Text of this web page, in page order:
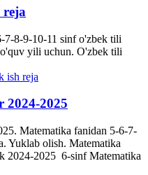
reja
8-9-10-11 sinf o'zbek tili
yili uchun. O'zbek tili
2025
Matematika fanidan 5-6-7-
Yuklab olish. Matematika
2024-2025 6-sinf Matematika